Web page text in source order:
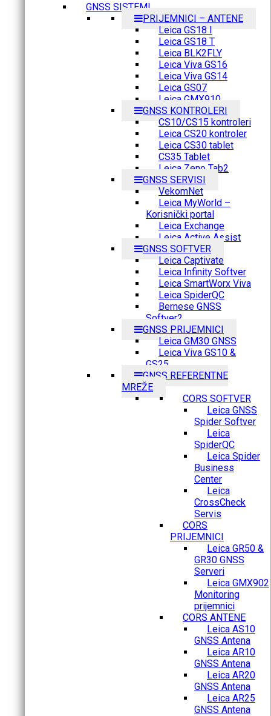
GNSS SISTEMI
PRIJEMNICI – ANTENE
Leica GS18 I
Leica GS18 T
Leica BLK2FLY
Leica Viva GS16
Leica Viva GS14
Leica GS07
Leica GMX910
GNSS KONTROLERI
CS10/CS15 kontroleri
Leica CS20 kontroler
Leica CS30 tablet
CS35 Tablet
Leica Zeno Tab2
GNSS SERVISI
VekomNet
Leica MyWorld –
Korisnički portal
Leica Exchange
Leica Active Assist
GNSS SOFTVER
Leica Captivate
Leica Infinity Softver
Leica SmartWorx Viva
Leica SpiderQC
Bernese GNSS
Softver2
GNSS PRIJEMNICI
Leica GM30 GNSS
Leica Viva GS10 &
GS25
GNSS REFERENTNE
MREŽE
CORS SOFTVER
Leica GNSS
Spider Softver
Leica
SpiderQC
Leica Spider
Business
Center
Leica
CrossCheck
Servis
CORS
PRIJEMNICI
Leica GR50 &
GR30 GNSS
Serveri
Leica GMX902
Monitoring
prijemnici
CORS ANTENE
Leica AS10
GNSS Antena
Leica AR10
GNSS Antena
Leica AR20
GNSS Antena
Leica AR25
GNSS Antena